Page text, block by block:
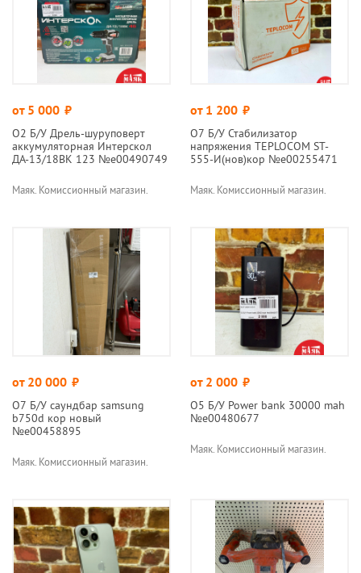
от 5 000 руб.
О2 Б/У Дрель-шуруповерт
аккумуляторная Интерскол
ДА-13/18ВК 123 №e00490749
Маяк. Комиссионный магазин.
от 1 200 руб.
О7 Б/У Стабилизатор
напряжения TEPLOCOM ST-
555-И(нов)кор №e00255471
Маяк. Комиссионный магазин.
от 20 000 руб.
О7 Б/У саундбар samsung
b750d кор новый
№e00458895
Маяк. Комиссионный магазин.
от 2 000 руб.
О5 Б/У Power bank 30000 mah
№e00480677
Маяк. Комиссионный магазин.